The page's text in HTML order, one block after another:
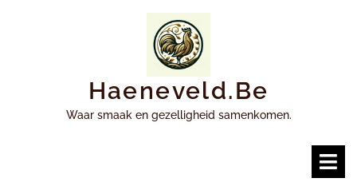
Haeneveld.be
Waar smaak en gezelligheid samenkomen.